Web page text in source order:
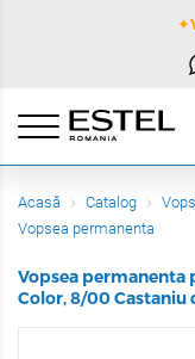
Acasă Catalog
Vopsea permanenta
Vopsea permanenta
Color, 8/00 Castaniu